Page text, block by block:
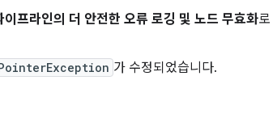
이프라인의 더 안전한 오류 로깅 및 노드 무효화로
가 수정되었습니다.